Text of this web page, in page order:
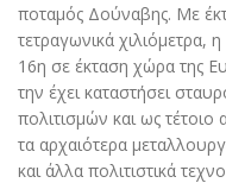
ποταμός Δούναβης. Με
τετραγωνικά χιλιόμετρα,
16η σε έκταση χώρα της
την έχει καταστήσει
πολιτισμών και ως τέτοιο
τα αρχαιότερα
και άλλα πολιτιστικά